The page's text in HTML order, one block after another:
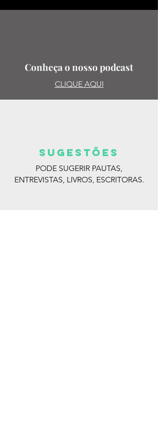
Conheça o nosso podcast
CLIQUE AQUI
SUGESTões
PODE SUGERIR PAUTAS,
ENTREVISTAS, LIVROS, ESCRITORAS.